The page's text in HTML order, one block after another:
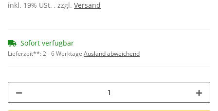
inkl. 19% USt. , zzgl. Versand
Sofort verfügbar
Lieferzeit**:2 - 6 Werktage Ausland abweichend